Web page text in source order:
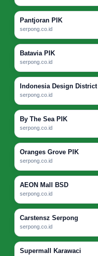
Pantjoran PIK
serpong.co.id
Batavia PIK
serpong.co.id
Indonesia Design District
serpong.co.id
By The Sea PIK
serpong.co.id
Oranges Grove PIK
serpong.co.id
AEON Mall BSD
serpong.co.id
Carstensz Serpong
serpong.co.id
Supermall Karawaci